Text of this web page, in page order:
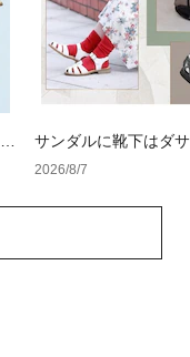
サンダルに靴下はダ
せ方の黄金法則と男
2026/8/7